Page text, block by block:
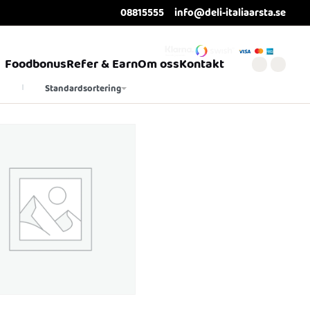
08815555 info@deli-italiaarsta.se
FoodbonusRefer & EarnOm ossKontakt
Standardsortering